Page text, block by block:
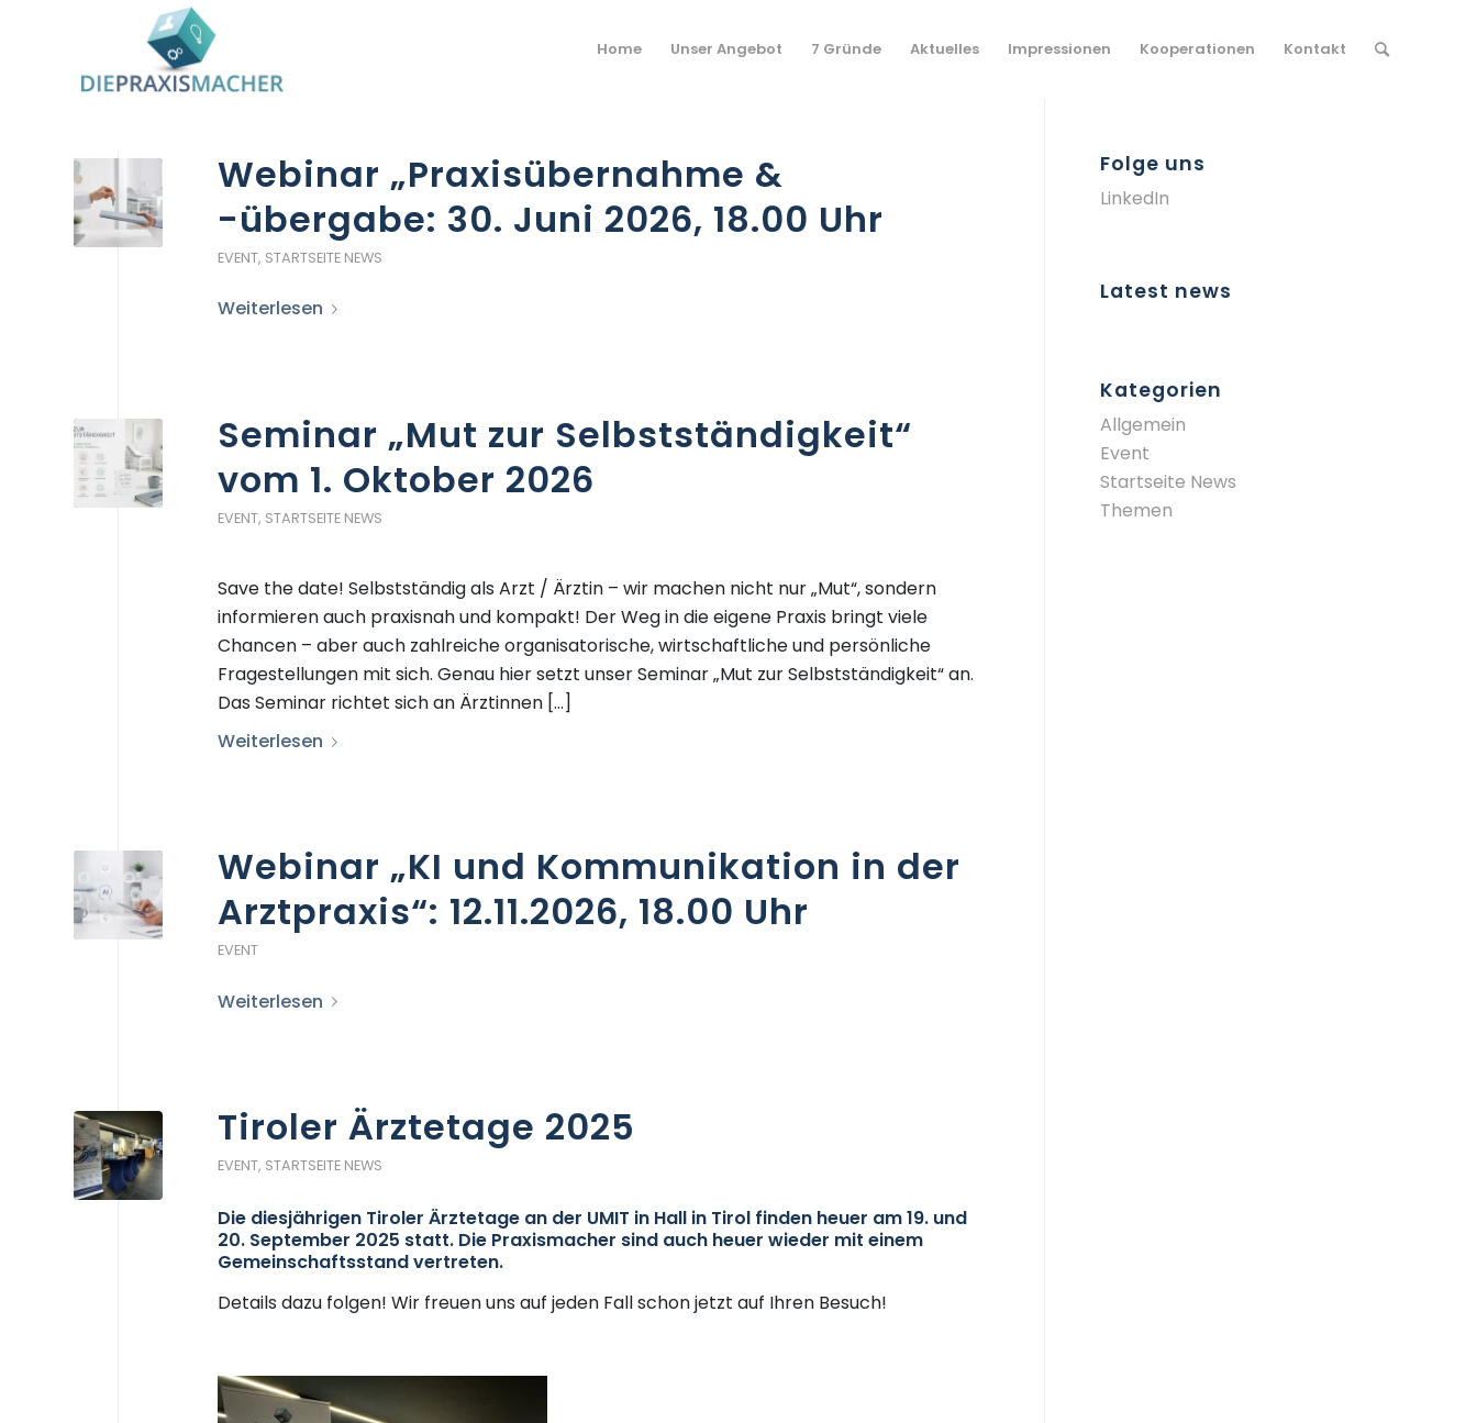
Home Unser Angebot 7 Gründe Aktuelles Impressionen Kooperationen Kontakt
Webinar „Praxisübernahme &
-übergabe: 30. Juni 2026, 18.00 Uhr
EVENT, STARTSEITE NEWS
Weiterlesen
Seminar „Mut zur Selbstständigkeit“
vom 1. Oktober 2026
EVENT, STARTSEITE NEWS
Save the date! Selbstständig als Arzt / Ärztin – wir machen nicht nur „Mut“, sondern
informieren auch praxisnah und kompakt! Der Weg in die eigene Praxis bringt viele
Chancen – aber auch zahlreiche organisatorische, wirtschaftliche und persönliche
Fragestellungen mit sich. Genau hier setzt unser Seminar „Mut zur Selbstständigkeit“ an.
Das Seminar richtet sich an Ärztinnen […]
Weiterlesen
Webinar „KI und Kommunikation in der
Arztpraxis“: 12.11.2026, 18.00 Uhr
EVENT
Weiterlesen
Tiroler Ärztetage 2025
EVENT, STARTSEITE NEWS
Die diesjährigen Tiroler Ärztetage an der UMIT in Hall in Tirol finden heuer am 19. und
20. September 2025 statt. Die Praxismacher sind auch heuer wieder mit einem
Gemeinschaftsstand vertreten.
Details dazu folgen! Wir freuen uns auf jeden Fall schon jetzt auf Ihren Besuch!
Folge uns
LinkedIn
Latest news
Kategorien
Allgemein
Event
Startseite News
Themen